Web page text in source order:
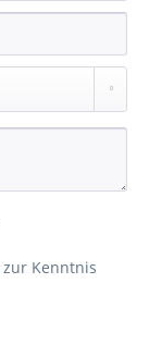
zur Kenntnis